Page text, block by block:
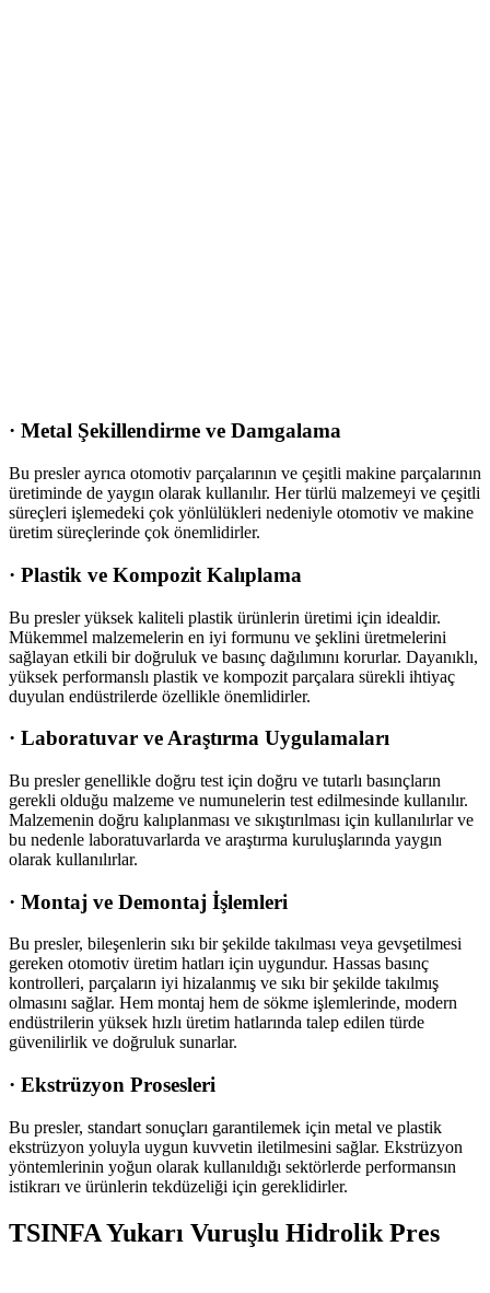
· Metal Şekillendirme ve Damgalama
Bu presler ayrıca otomotiv parçalarının ve çeşitli makine parçalarının
üretiminde de yaygın olarak kullanılır. Her türlü malzemeyi ve çeşitli
süreçleri işlemedeki çok yönlülükleri nedeniyle otomotiv ve makine
üretim süreçlerinde çok önemlidirler.
· Plastik ve Kompozit Kalıplama
Bu presler yüksek kaliteli plastik ürünlerin üretimi için idealdir.
Mükemmel malzemelerin en iyi formunu ve şeklini üretmelerini
sağlayan etkili bir doğruluk ve basınç dağılımını korurlar. Dayanıklı,
yüksek performanslı plastik ve kompozit parçalara sürekli ihtiyaç
duyulan endüstrilerde özellikle önemlidirler.
· Laboratuvar ve Araştırma Uygulamaları
Bu presler genellikle doğru test için doğru ve tutarlı basınçların
gerekli olduğu malzeme ve numunelerin test edilmesinde kullanılır.
Malzemenin doğru kalıplanması ve sıkıştırılması için kullanılırlar ve
bu nedenle laboratuvarlarda ve araştırma kuruluşlarında yaygın
olarak kullanılırlar.
· Montaj ve Demontaj İşlemleri
Bu presler, bileşenlerin sıkı bir şekilde takılması veya gevşetilmesi
gereken otomotiv üretim hatları için uygundur. Hassas basınç
kontrolleri, parçaların iyi hizalanmış ve sıkı bir şekilde takılmış
olmasını sağlar. Hem montaj hem de sökme işlemlerinde, modern
endüstrilerin yüksek hızlı üretim hatlarında talep edilen türde
güvenilirlik ve doğruluk sunarlar.
· Ekstrüzyon Prosesleri
Bu presler, standart sonuçları garantilemek için metal ve plastik
ekstrüzyon yoluyla uygun kuvvetin iletilmesini sağlar. Ekstrüzyon
yöntemlerinin yoğun olarak kullanıldığı sektörlerde performansın
istikrarı ve ürünlerin tekdüzeliği için gereklidirler.
TSINFA Yukarı Vuruşlu Hidrolik Pres